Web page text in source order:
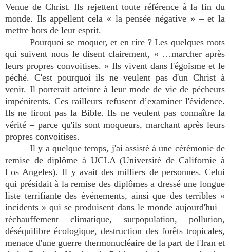
Venue de Christ. Ils rejettent toute référence à la fin du
monde. Ils appellent cela « la pensée négative » – et la
mettre hors de leur esprit.
Pourquoi se moquer, et en rire ? Les quelques mots
qui suivent nous le disent clairement, « …marcher après
leurs propres convoitises. » Ils vivent dans l'égoïsme et le
péché. C'est pourquoi ils ne veulent pas d'un Christ à
venir. Il porterait atteinte à leur mode de vie de pécheurs
impénitents. Ces railleurs refusent d’examiner l'évidence.
Ils ne liront pas la Bible. Ils ne veulent pas connaître la
vérité – parce qu'ils sont moqueurs, marchant après leurs
propres convoitises.
Il y a quelque temps, j'ai assisté à une cérémonie de
remise de diplôme à UCLA (Université de Californie à
Los Angeles). Il y avait des milliers de personnes. Celui
qui présidait à la remise des diplômes a dressé une longue
liste terrifiante des événements, ainsi que des terribles «
incidents » qui se produisent dans le monde aujourd'hui –
réchauffement climatique, surpopulation, pollution,
déséquilibre écologique, destruction des forêts tropicales,
menace d'une guerre thermonucléaire de la part de l'Iran et